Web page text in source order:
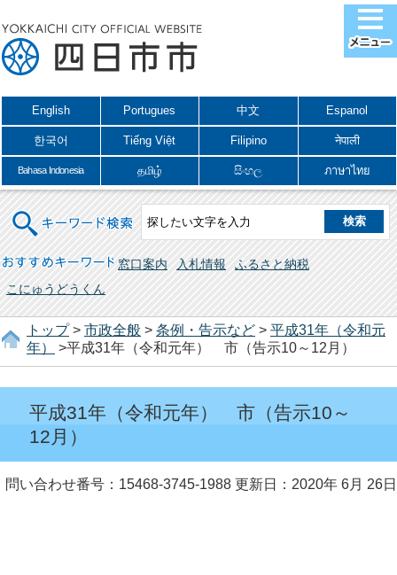
English Portugues 中文 Espanol
한국어 Tiếng Việt Filipino नेपाली
Bahasa Indonesia தமிழ் සිංහල ภาษาไทย
キーワード検索
おすすめキーワード 窓口案内 入札情報
ふるさと納税
こにゅうどうくん
トップ> 市政全般 > 条例・告示など > 平成31年（令和元
年）
>平成31年（令和元年） 市（告示10～12月）
平成31年（令和元年） 市（告示10～
12月）
問い合わせ番号：15468-3745-1988 更新日：2020年 6月 26日